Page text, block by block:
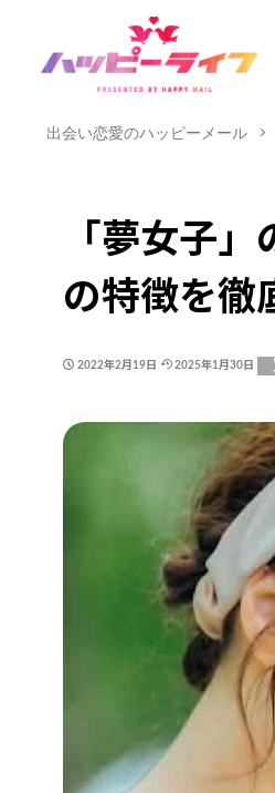
出会い恋愛のハッピーメール
「夢女子
の特徴を徹
2022年2月19日 2025年1月30日